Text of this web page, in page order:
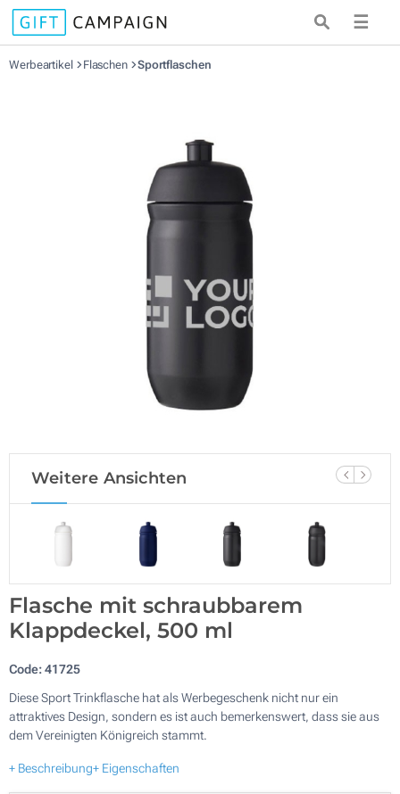
☰
Werbeartikel Flaschen Sportflaschen
Weitere Ansichten
Flasche mit schraubbarem
Klappdeckel, 500 ml
Code:41725
Diese Sport Trinkflasche hat als Werbegeschenk nicht nur ein
attraktives Design, sondern es ist auch bemerkenswert, dass sie aus
dem Vereinigten Königreich stammt.
+ Beschreibung+ Eigenschaften